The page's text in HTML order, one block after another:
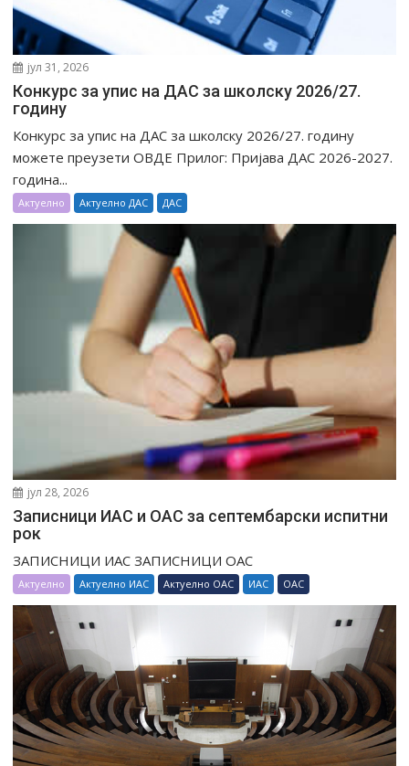
јул 31, 2026
Конкурс за упис на ДАС за школску 2026/27.
годину
Конкурс за упис на ДАС за школску 2026/27. годину
можете преузети ОВДЕ Прилог: Пријава ДАС 2026-2027.
година...
Актуелно Актуелно ДАС ДАС
јул 28, 2026
Записници ИАС и ОАС за септембарски испитни
рок
ЗАПИСНИЦИ ИАС ЗАПИСНИЦИ ОАС
Актуелно Актуелно ИАС Актуелно ОАС ИАС ОАС